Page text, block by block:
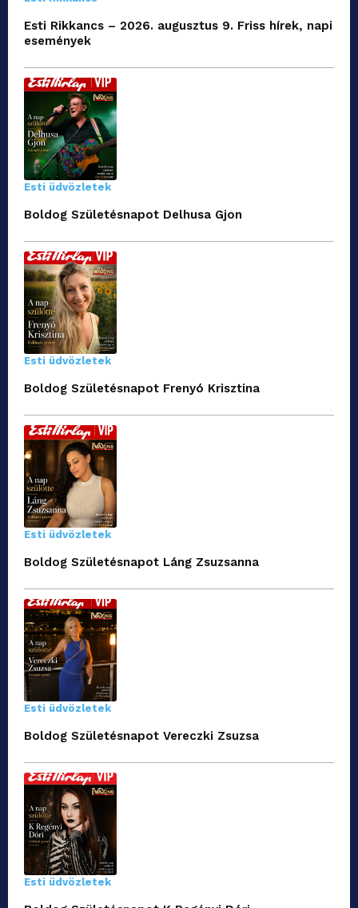
Esti Rikkancs – 2026. augusztus 9. Friss hírek, napi
események
Esti üdvözletek
Boldog Születésnapot Delhusa Gjon
Esti üdvözletek
Boldog Születésnapot Frenyó Krisztina
Esti üdvözletek
Boldog Születésnapot Láng Zsuzsanna
Esti üdvözletek
Boldog Születésnapot Vereczki Zsuzsa
Esti üdvözletek